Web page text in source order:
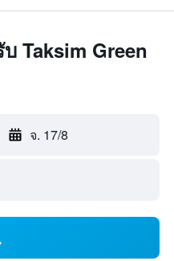
Taksim Green
จ. 17/8
ง